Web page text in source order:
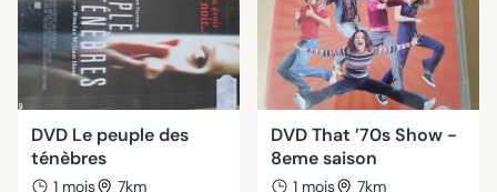
DVD Le peuple des
ténèbres
1 mois 7km
DVD That ’70s Show -
8eme saison
1 mois 7km